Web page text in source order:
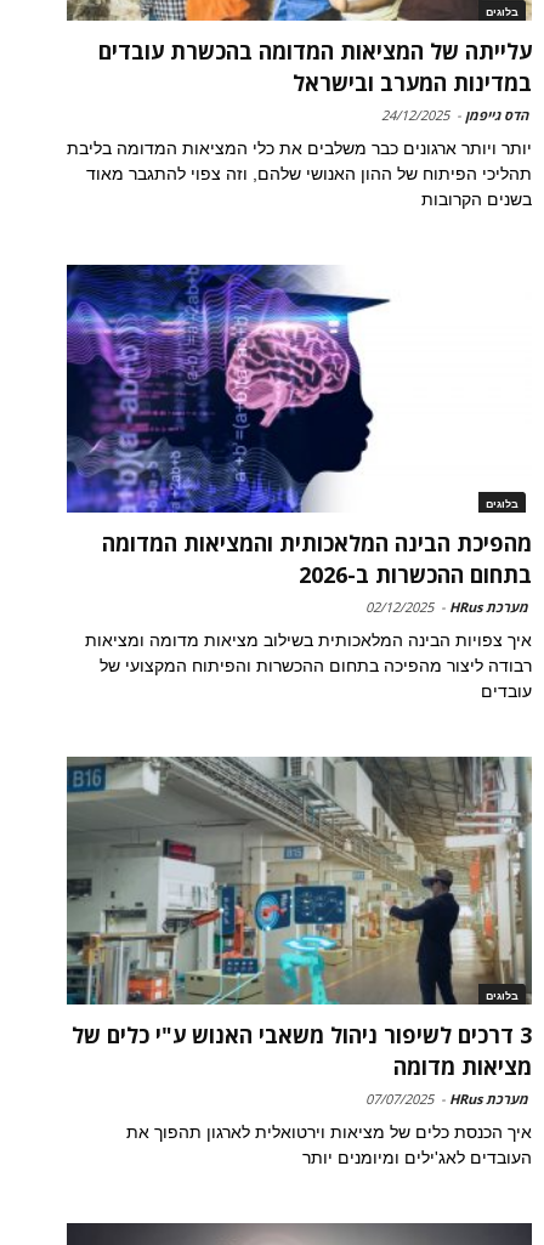
בלוגים
עלייתה של המציאות המדומה בהכשרת עובדים
במדינות המערב ובישראל
הדס גייפמן -
24/12/2025
יותר ויותר ארגונים כבר משלבים את כלי המציאות המדומה בליבת
תהליכי הפיתוח של ההון האנושי שלהם, וזה צפוי להתגבר מאוד
בשנים הקרובות
בלוגים
מהפיכת הבינה המלאכותית והמציאות המדומה
בתחום ההכשרות ב-2026
מערכת HRus -
02/12/2025
איך צפויות הבינה המלאכותית בשילוב מציאות מדומה ומציאות
רבודה ליצור מהפיכה בתחום ההכשרות והפיתוח המקצועי של
עובדים
בלוגים
3 דרכים לשיפור ניהול משאבי האנוש ע"י כלים של
מציאות מדומה
מערכת HRus -
07/07/2025
איך הכנסת כלים של מציאות וירטואלית לארגון תהפוך את
העובדים לאג'ילים ומיומנים יותר